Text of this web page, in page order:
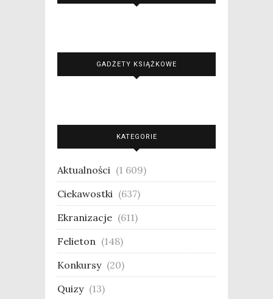
GADŻETY KSIĄŻKOWE
KATEGORIE
Aktualności (1 609)
Ciekawostki (637)
Ekranizacje (611)
Felieton (148)
Konkursy (20)
Quizy (13)